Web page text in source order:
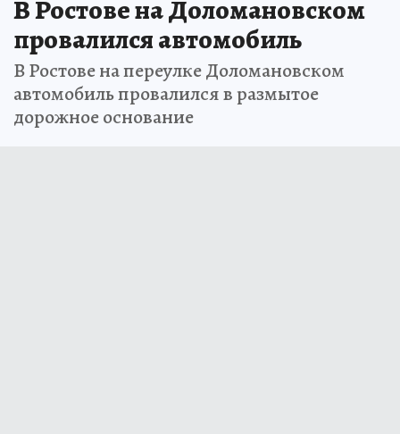
В Ростове на Доломановском
провалился автомобиль
В Ростове на переулке Доломановском
автомобиль провалился в размытое
дорожное основание